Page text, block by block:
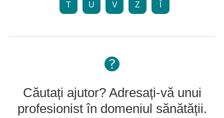
T U V Z
Căutați ajutor? Adresați-vă unui
profesionist în domeniul sănătății.